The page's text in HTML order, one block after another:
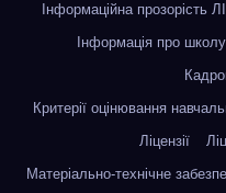
Інформаційна прозорість
Інформація про школу
Критерії оцінювання
Ліцензії
Матеріально-технічне